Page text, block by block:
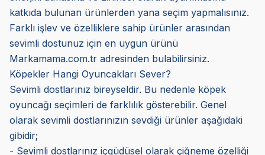
katkıda bulunan ürünlerden yana seçim yapmalısınız.
Farklı işlev ve özelliklere sahip ürünler arasından
sevimli dostunuz için en uygun ürünü
Markamama.com.tr adresinden bulabilirsiniz.
Köpekler Hangi Oyuncakları Sever?
Sevimli dostlarınız bireyseldir. Bu nedenle köpek
oyuncağı seçimleri de farklılık gösterebilir. Genel
olarak sevimli dostlarınızın sevdiği ürünler aşağıdaki
gibidir;
- Sevimli dostlarınız içgüdüsel olarak çiğneme özelliği